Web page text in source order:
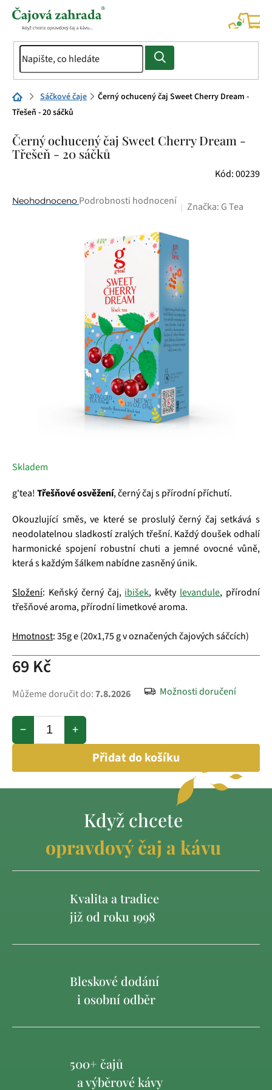
Přejít
Domů Sáčkové čaje
Černý ochucený čaj Sweet Cherry Dream -
Třešeň - 20 sáčků
Černý ochucený čaj Sweet Cherry Dream -
Třešeň - 20 sáčků
Kód:00239
Průměrné
Neohodnoceno Podrobnosti hodnocení Značka: G Tea
69 Kč
Skladem
Můžeme doručit do:7.8.2026 Možnosti doručení
+
−
Přidat do košíku
g'tea!Třešňové osvěžení, černý čaj s přírodní příchutí.
Okouzlující směs, ve které se proslulý černý čaj setkává s
neodolatelnou sladkostí zralých třešní. Každý doušek odhalí
harmonické spojení robustní chuti a jemné ovocné vůně,
která s každým šálkem nabídne zasněný únik.
Složení: Keňský černý čaj, ibišek, květy levandule, přírodní
třešňové aroma, přírodní limetkové aroma.
Hmotnost: 35g e (20x1,75 g v označených čajových sáčcích)
Když chcete
opravdový čaj a kávu
Kvalita a tradice
již od roku 1998
Bleskové dodání
i osobní odběr
500+ čajů
a výběrové kávy